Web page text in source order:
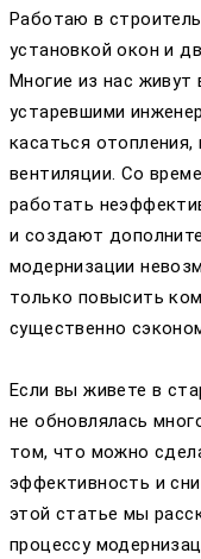
Работаю в
установкой окон и
Многие из нас живут
устаревшими
касаться
вентиляции. Со
работать
и создают
модернизации
только повысить
существенно
Если вы живете в
не обновлялась
том, что можно
эффективность и
этой статье мы
процессу